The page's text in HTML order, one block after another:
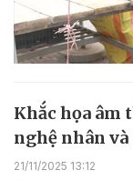
Khắc họa âm
nghệ nhân và
21/11/2025 13:12